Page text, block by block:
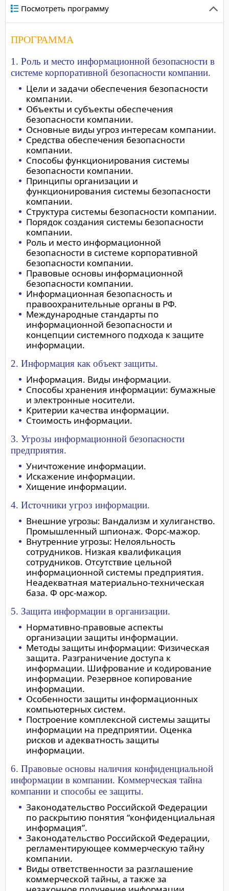
Посмотреть программу
ПРОГРАММА
1. Роль и место информационной безопасности в
системе корпоративной безопасности компании.
Цели и задачи обеспечения безопасности
компании.
Объекты и субъекты обеспечения
безопасности компании.
Основные виды угроз интересам компании.
Средства обеспечения безопасности
компании.
Способы функционирования системы
безопасности компании.
Принципы организации и
функционирования системы безопасности
компании.
Структура системы безопасности компании.
Порядок создания системы безопасности
компании.
Роль и место информационной
безопасности в системе корпоративной
безопасности компании.
Правовые основы информационной
безопасности компании.
Информационная безопасность и
правоохранительные органы в РФ.
Международные стандарты по
информационной безопасности и
концепции системного подхода к защите
информации.
2. Информация как объект защиты.
Информация. Виды информации.
Способы хранения информации: бумажные
и электронные носители.
Критерии качества информации.
Стоимость информации.
3. Угрозы информационной безопасности
предприятия.
Уничтожение информации.
Искажение информации.
Хищение информации.
4. Источники угроз информации.
Внешние угрозы: Вандализм и хулиганство.
Промышленный шпионаж. Форс-мажор.
Внутренние угрозы: Нелояльность
сотрудников. Низкая квалификация
сотрудников. Отсутствие цельной
информационной системы предприятия.
Неадекватная материально-техническая
база. Ф орс-мажор.
5. Защита информации в организации.
Нормативно-правовые аспекты
организации защиты информации.
Методы защиты информации: Физическая
защита. Разграничение доступа к
информации. Шифрование и кодирование
информации. Резервное копирование
информации.
Особенности защиты информационных
компьютерных систем.
Построение комплексной системы защиты
информации на предприятии. Оценка
рисков и адекватность защиты
информации.
6. Правовые основы наличия конфиденциальной
информации в компании. Коммерческая тайна
компании и способы ее защиты.
Законодательство Российской Федерации
по раскрытию понятия “конфиденциальная
информация”.
Законодательство Российской Федерации,
регламентирующее коммерческую тайну
компании.
Виды ответственности за разглашение
коммерческой тайны, а также за